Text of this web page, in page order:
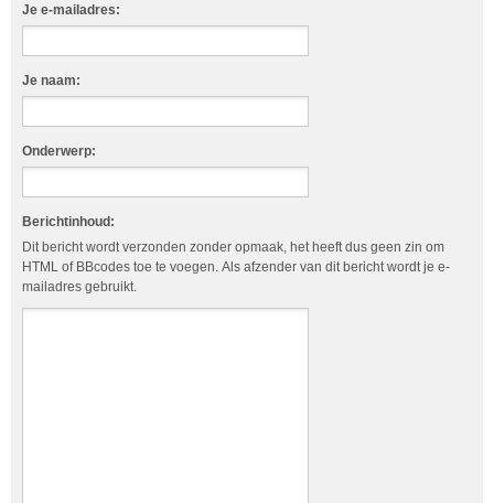
Je e-mailadres:
Je naam:
Onderwerp:
Berichtinhoud:
Dit bericht wordt verzonden zonder opmaak, het heeft dus geen zin om
HTML of BBcodes toe te voegen. Als afzender van dit bericht wordt je e-
mailadres gebruikt.